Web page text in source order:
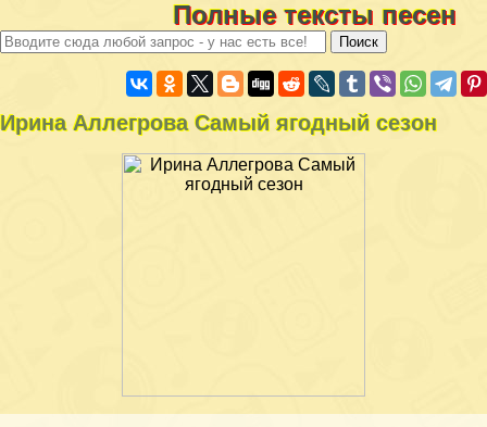
Полные тексты песен
Ирина Аллегрова Самый ягодный сезон